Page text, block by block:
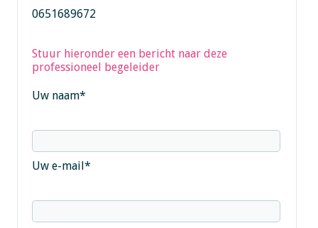
0651689672
Stuur hieronder een bericht naar deze
professioneel begeleider
Uw naam*
Uw e-mail*